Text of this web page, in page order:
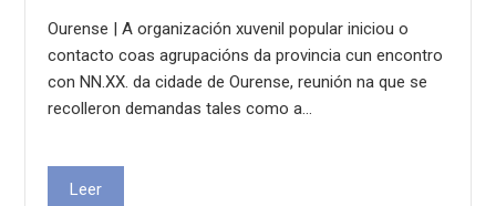
Ourense | A organización xuvenil popular iniciou o
contacto coas agrupacións da provincia cun encontro
con NN.XX. da cidade de Ourense, reunión na que se
recolleron demandas tales como a…
Leer